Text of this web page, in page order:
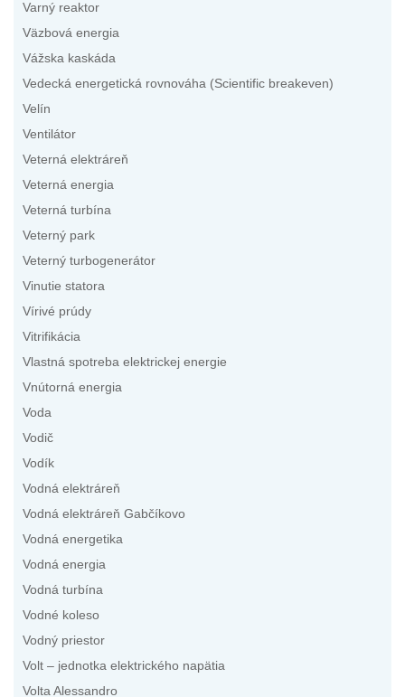
Varný reaktor
Väzbová energia
Vážska kaskáda
Vedecká energetická rovnováha (Scientific breakeven)
Velín
Ventilátor
Veterná elektráreň
Veterná energia
Veterná turbína
Veterný park
Veterný turbogenerátor
Vinutie statora
Vírivé prúdy
Vitrifikácia
Vlastná spotreba elektrickej energie
Vnútorná energia
Voda
Vodič
Vodík
Vodná elektráreň
Vodná elektráreň Gabčíkovo
Vodná energetika
Vodná energia
Vodná turbína
Vodné koleso
Vodný priestor
Volt – jednotka elektrického napätia
Volta Alessandro